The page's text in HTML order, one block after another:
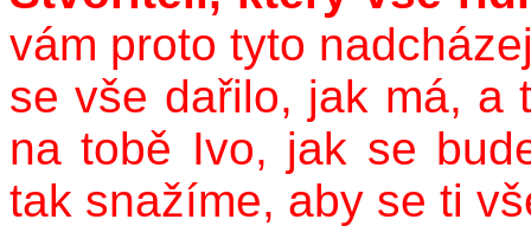
vám proto tyto
se vše dařilo, jak má, a
na tobě Ivo, jak se
tak snažíme, aby se ti